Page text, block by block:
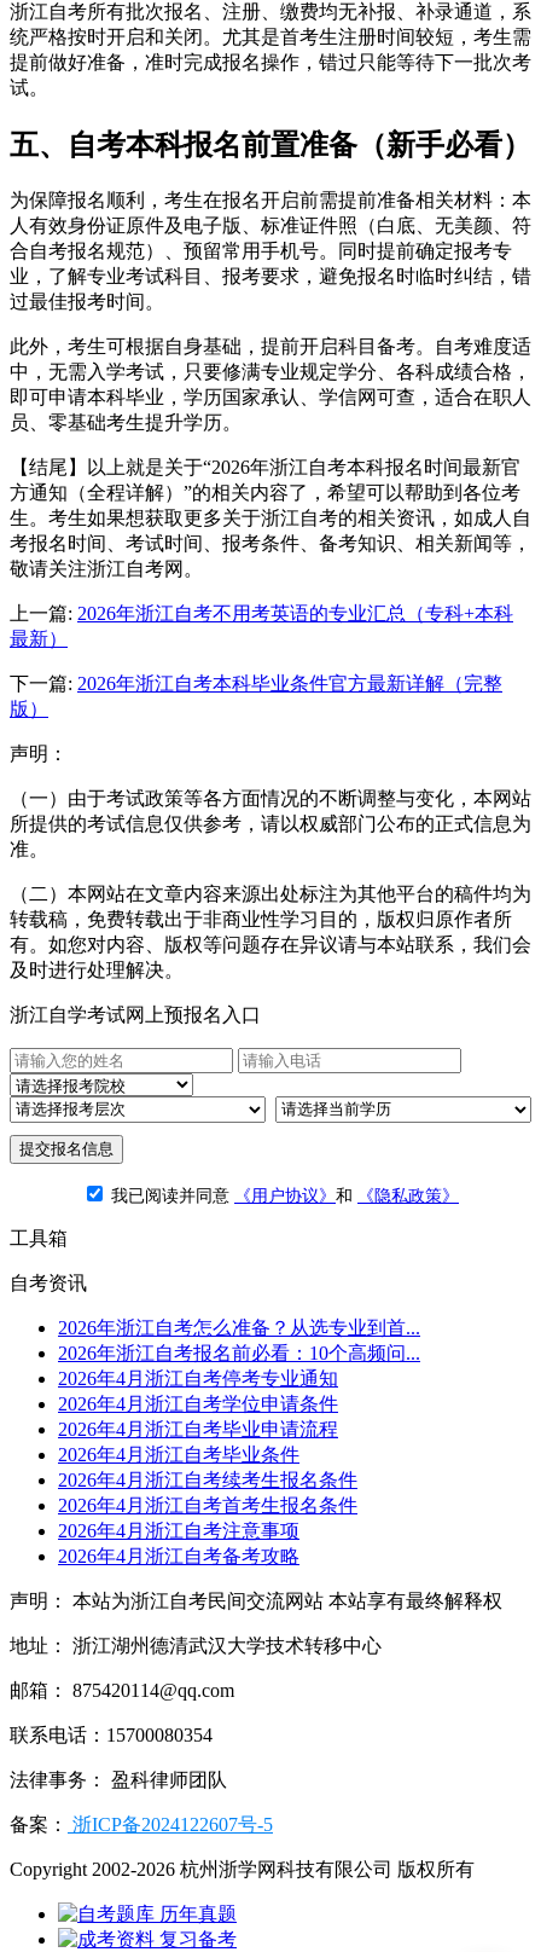
浙江自考所有批次报名、注册、缴费均无补报、补录通道，系
统严格按时开启和关闭。尤其是首考生注册时间较短，考生需
提前做好准备，准时完成报名操作，错过只能等待下一批次考
试。
五、自考本科报名前置准备（新手必看）
为保障报名顺利，考生在报名开启前需提前准备相关材料：本
人有效身份证原件及电子版、标准证件照（白底、无美颜、符
合自考报名规范）、预留常用手机号。同时提前确定报考专
业，了解专业考试科目、报考要求，避免报名时临时纠结，错
过最佳报考时间。
此外，考生可根据自身基础，提前开启科目备考。自考难度适
中，无需入学考试，只要修满专业规定学分、各科成绩合格，
即可申请本科毕业，学历国家承认、学信网可查，适合在职人
员、零基础考生提升学历。
【结尾】以上就是关于“2026年浙江自考本科报名时间最新官
方通知（全程详解）”的相关内容了，希望可以帮助到各位考
生。考生如果想获取更多关于浙江自考的相关资讯，如成人自
考报名时间、考试时间、报考条件、备考知识、相关新闻等，
敬请关注浙江自考网。
上一篇: 2026年浙江自考不用考英语的专业汇总（专科+本科
最新）
下一篇: 2026年浙江自考本科毕业条件官方最新详解（完整
版）
声明：
（一）由于考试政策等各方面情况的不断调整与变化，本网站
所提供的考试信息仅供参考，请以权威部门公布的正式信息为
准。
（二）本网站在文章内容来源出处标注为其他平台的稿件均为
转载稿，免费转载出于非商业性学习目的，版权归原作者所
有。如您对内容、版权等问题存在异议请与本站联系，我们会
及时进行处理解决。
浙江自学考试网上预报名入口
提交报名信息
我已阅读并同意 《用户协议》 和 《隐私政策》
工具箱
自考资讯
2026年浙江自考怎么准备？从选专业到首...
2026年浙江自考报名前必看：10个高频问...
2026年4月浙江自考停考专业通知
2026年4月浙江自考学位申请条件
2026年4月浙江自考毕业申请流程
2026年4月浙江自考毕业条件
2026年4月浙江自考续考生报名条件
2026年4月浙江自考首考生报名条件
2026年4月浙江自考注意事项
2026年4月浙江自考备考攻略
声明： 本站为浙江自考民间交流网站 本站享有最终解释权
地址： 浙江湖州德清武汉大学技术转移中心
邮箱： 875420114@qq.com
联系电话：15700080354
法律事务： 盈科律师团队
备案： 浙ICP备2024122607号-5
Copyright 2002-2026 杭州浙学网科技有限公司 版权所有
历年真题
复习备考